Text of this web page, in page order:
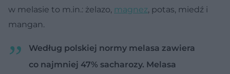
w melasie to m.in.: żelazo, magnez, potas, miedź i
mangan.
Według polskiej normy melasa zawiera
co najmniej 47% sacharozy. Melasa